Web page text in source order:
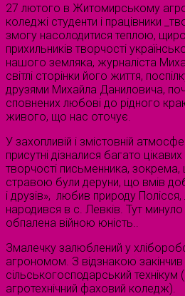
27 лютого в Житомирському
коледжі студенти і працівники
змогу насолодитися теплою,
прихильників творчості
нашого земляка, журналіста
світлі сторінки його життя,
друзями Михайла Даниловича,
сповнених любові до рідного
живого, що нас оточує.
У захопливій і змістовній
присутні дізналися багато
творчості письменника,
стравою були деруни, що вмів
і друзів», любив природу Полісся,
народився в с. Левків. Тут
обпалена війною юність..
Змалечку залюблений у
агрономом. З відзнакою
сільськогосподарський
агротехнічний фаховий коледж).